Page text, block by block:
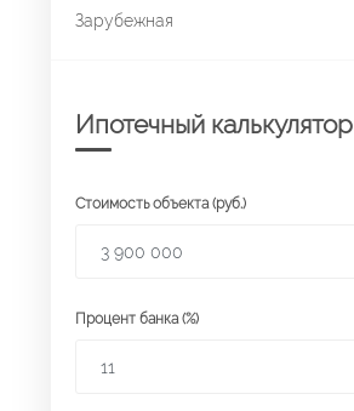
Зарубежная
Ипотечный калькулятор
Стоимость объекта (руб.)
Процент банка (%)